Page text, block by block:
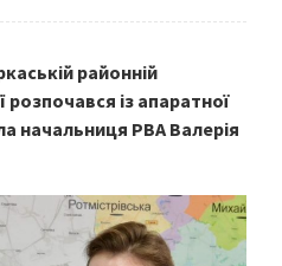
районній
розпочався із апаратної
начальниця РВА Валерія